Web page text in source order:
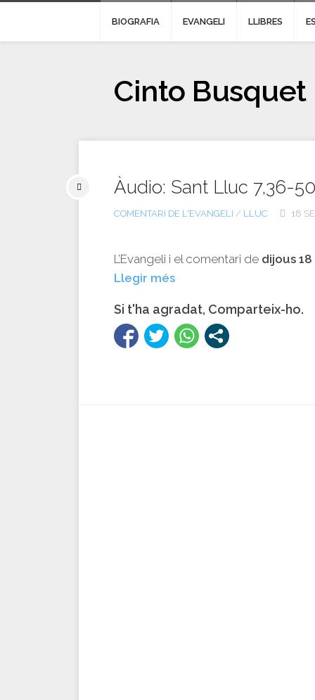
BIOGRAFIA EVANGELI LLIBRES
Cinto Busquet
Àudio: Sant Lluc 7,36-50
COMENTARI DE L'EVANGELI / LLUC 18
L’Evangeli i el comentari de dijous
Llegir més
Si t'ha agradat, Comparteix-ho.